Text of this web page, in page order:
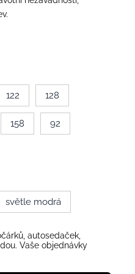
122 128
158 92
světle modrá
autosedaček,
Vaše objednávky